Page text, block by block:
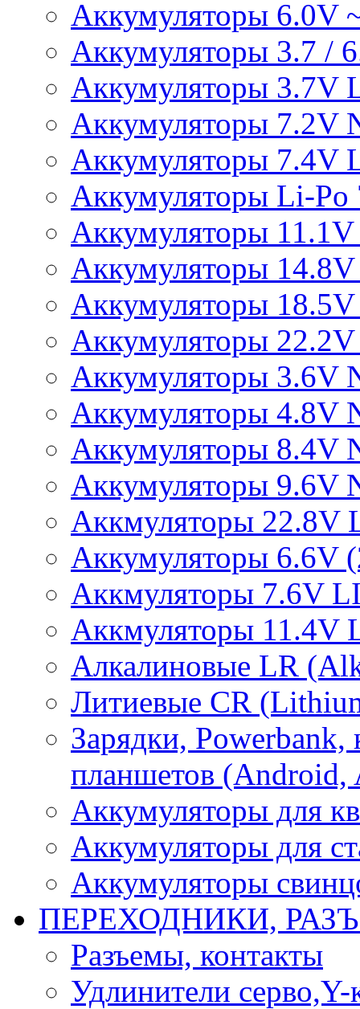
Аккумуляторы 6.0V
Аккумуляторы 3.7 /
Аккумуляторы 3.7V
Аккумуляторы 7.2V
Аккумуляторы 7.4V
Аккумуляторы Li-Po
Аккумуляторы
Аккумуляторы
Аккумуляторы
Аккумуляторы
Аккумуляторы 3.6V
Аккумуляторы 4.8V
Аккумуляторы 8.4V
Аккумуляторы 9.6V
Аккмуляторы 22.8V
Аккумуляторы 6.6V
Аккмуляторы 7.6V
Аккмуляторы 11.4V
Алкалиновые LR
Литиевые CR
Зарядки, Powerbank,
планшетов (Android,
Аккумуляторы для
Аккумуляторы для
Аккумуляторы
ПЕРЕХОДНИКИ,
Разъемы, контакты
Удлинители серво,Y-